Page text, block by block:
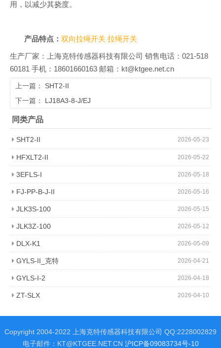
用，以减少其挠度。
产品特点：双向拉绳开关拉绳开关
生产厂家：上海克特传感器科技有限公司 销售电话：021-518
60181 手机：18601660163 邮箱：kt@ktgee.net.cn
上一篇： SHT2-II
下一篇： LJ18A3-8-J/EJ
同类产品
2026-05-23
SHT2-II
2026-05-22
HFXLT2-II
2026-05-18
3EFLS-I
2026-05-16
FJ-PP-B-J-II
2026-05-15
JLK3S-100
2026-05-12
JLK3Z-100
2026-05-09
DLX-K1
2026-04-21
GYLS-II_克特
2026-04-18
GYLS-I-2
2026-04-10
ZT-SLX
Copyright 2004-2022 上海克特传感器科技有限公司 QQ:2228002829
电子邮件：KT@KTGEE.NET.CN 沪ICP备09083734号-10